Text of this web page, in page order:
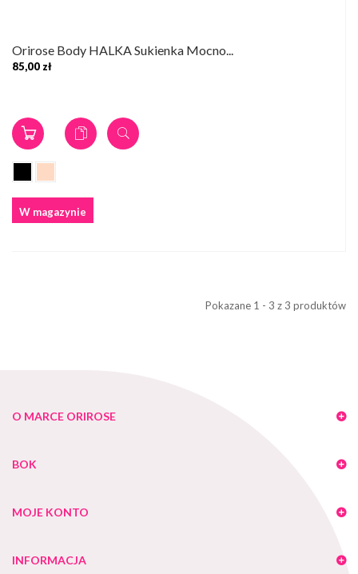
Orirose Body HALKA Sukienka Mocno...
85,00 zł
W magazynie
Pokazane 1 - 3 z 3 produktów
O MARCE ORIROSE
BOK
MOJE KONTO
INFORMACJA